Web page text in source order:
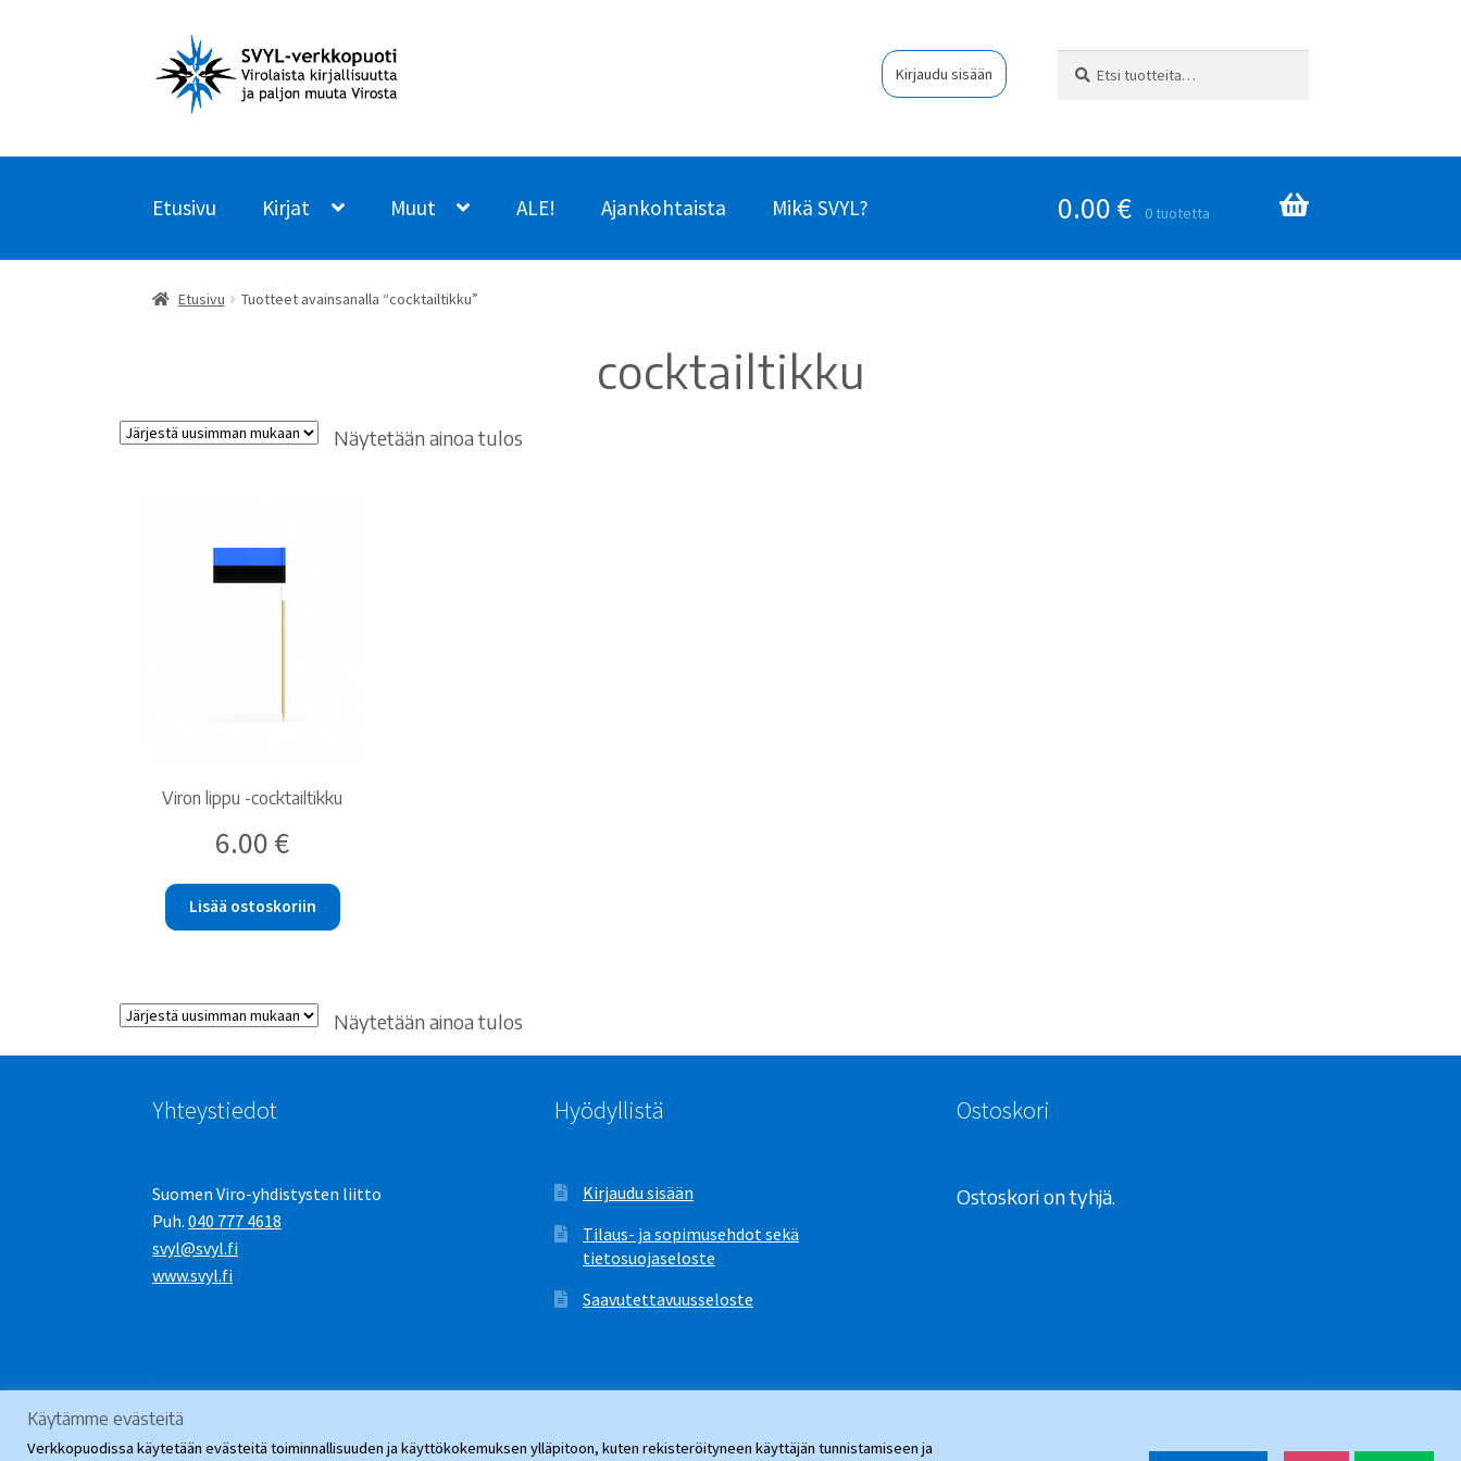
Siirry
navigointiin
Siirry
sisältöön
Kirjaudu sisään
Etusivu Kirjat Muut ALE! Ajankohtaista Mikä SVYL? 0.00 € 0 tuotetta
Etusivu Tuotteet avainsanalla “cocktailtikku”
cocktailtikku
Näytetään ainoa tulos
Viron lippu -cocktailtikku
6.00 €
Lisää ostoskoriin
Näytetään ainoa tulos
Yhteystiedot
Suomen Viro-yhdistysten liitto
Puh.040 777 4618
svyl@svyl.fi
www.svyl.fi
Hyödyllistä
Kirjaudu sisään
Tilaus- ja sopimusehdot sekä
tietosuojaseloste
Saavutettavuusseloste
Ostoskori
Ostoskori on tyhjä.
Käytämme evästeitä
Verkkopuodissa käytetään evästeitä toiminnallisuuden ja käyttökokemuksen ylläpitoon, kuten rekisteröityneen käyttäjän tunnistamiseen ja